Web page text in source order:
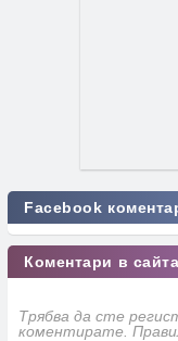
Facebook
Коментари в сайта
Трябва да сте
коментирате.